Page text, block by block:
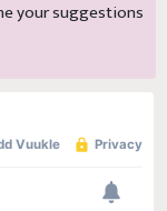
your suggestions